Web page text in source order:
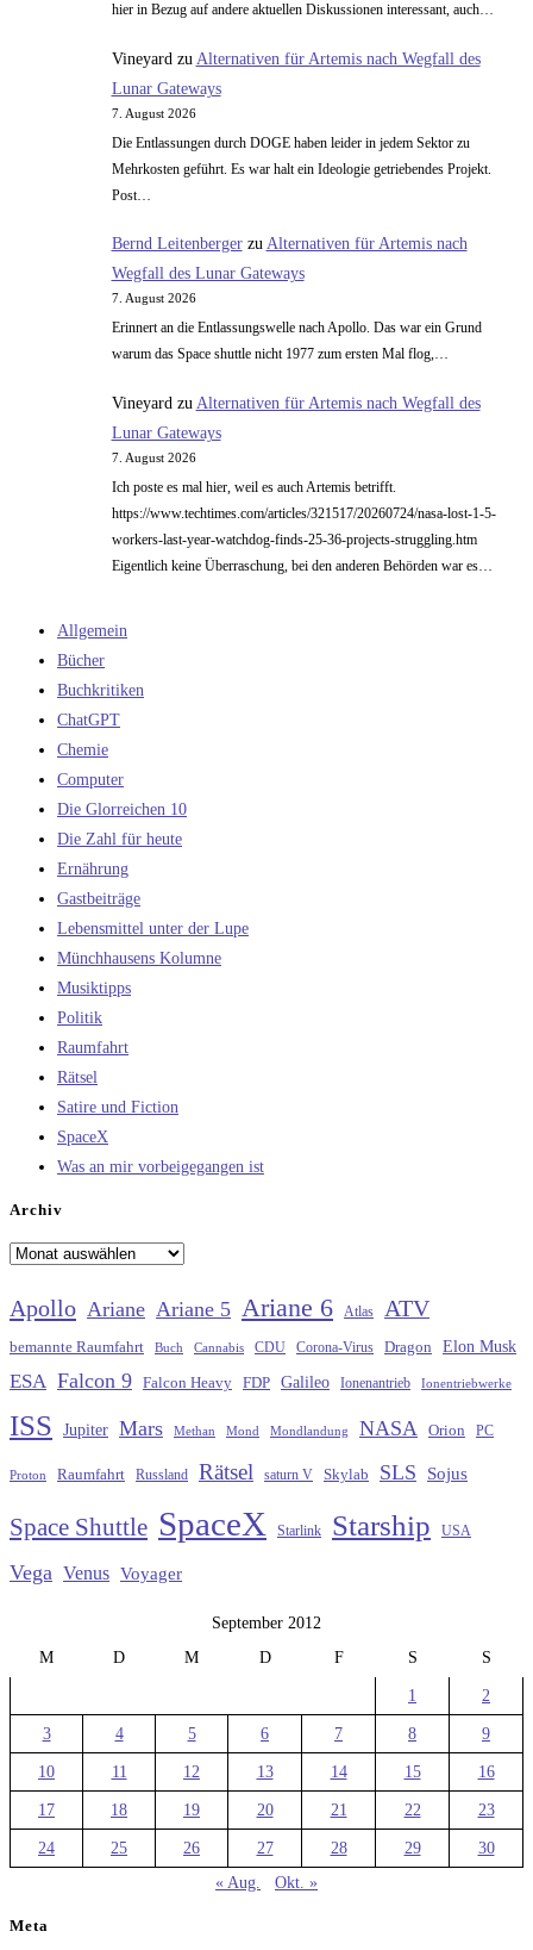
hier in Bezug auf andere aktuellen Diskussionen interessant, auch…
Vineyard zu Alternativen für Artemis nach Wegfall des
Lunar Gateways
7. August 2026
Die Entlassungen durch DOGE haben leider in jedem Sektor zu
Mehrkosten geführt. Es war halt ein Ideologie getriebendes Projekt.
Post…
Bernd Leitenbergerzu Alternativen für Artemis nach
Wegfall des Lunar Gateways
7. August 2026
Erinnert an die Entlassungswelle nach Apollo. Das war ein Grund
warum das Space shuttle nicht 1977 zum ersten Mal flog,…
Vineyard zu Alternativen für Artemis nach Wegfall des
Lunar Gateways
7. August 2026
Ich poste es mal hier, weil es auch Artemis betrifft.
https://www.techtimes.com/articles/321517/20260724/nasa-lost-1-5-
workers-last-year-watchdog-finds-25-36-projects-struggling.htm
Eigentlich keine Überraschung, bei den anderen Behörden war es…
Allgemein
Bücher
Buchkritiken
ChatGPT
Chemie
Computer
Die Glorreichen 10
Die Zahl für heute
Ernährung
Gastbeiträge
Lebensmittel unter der Lupe
Münchhausens Kolumne
Musiktipps
Politik
Raumfahrt
Rätsel
Satire und Fiction
SpaceX
Was an mir vorbeigegangen ist
Archiv
Archiv
Apollo Ariane Ariane 5 Ariane 6 Atlas ATV
bemannte Raumfahrt Buch Cannabis CDU Corona-Virus Dragon Elon Musk
ESA Falcon 9 Falcon Heavy FDP Galileo Ionenantrieb Ionentriebwerke
ISS Jupiter Mars Methan Mond Mondlandung NASA Orion PC
Proton Raumfahrt Russland Rätsel saturn V Skylab SLS Sojus
Space Shuttle SpaceX Starlink Starship USA
Vega Venus Voyager
September 2012
M
D M D F S S
1 2
3 4 5 6 7 8 9
10 11 12 13 14 15 16
17 18 19 20 21 22 23
24 25 26 27 28 29
30
« Aug.
Okt. »
Meta